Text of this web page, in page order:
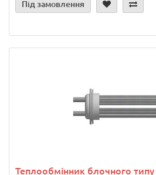
Під замовлення
Теплообмінник блочного типу